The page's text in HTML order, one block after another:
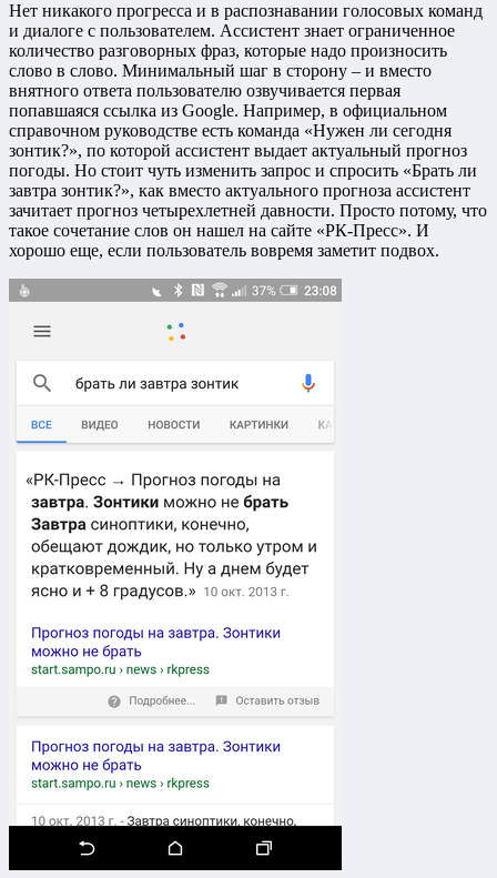
Нет никакого прогресса и в распознавании голосовых команд
и диалоге с пользователем. Ассистент знает ограниченное
количество разговорных фраз, которые надо произносить
слово в слово. Минимальный шаг в сторону – и вместо
внятного ответа пользователю озвучивается первая
попавшаяся ссылка из Google. Например, в официальном
справочном руководстве есть команда «Нужен ли сегодня
зонтик?», по которой ассистент выдает актуальный прогноз
погоды. Но стоит чуть изменить запрос и спросить «Брать ли
завтра зонтик?», как вместо актуального прогноза ассистент
зачитает прогноз четырехлетней давности. Просто потому, что
такое сочетание слов он нашел на сайте «РК-Пресс». И
хорошо еще, если пользователь вовремя заметит подвох.